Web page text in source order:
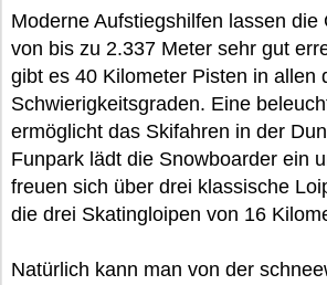
Moderne Aufstiegshilfen lassen die
von bis zu 2.337 Meter sehr gut
gibt es 40 Kilometer Pisten in allen
Schwierigkeitsgraden. Eine
ermöglicht das Skifahren in der
Funpark lädt die Snowboarder ein
freuen sich über drei klassische
die drei Skatingloipen von 16
Natürlich kann man von der